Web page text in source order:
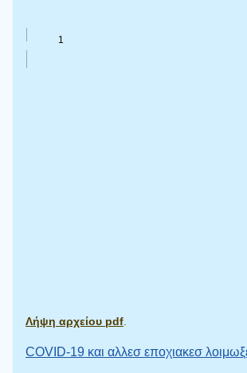
Λήψη αρχείου pdf
COVID-19 και αλλεσ εποχιακεσ